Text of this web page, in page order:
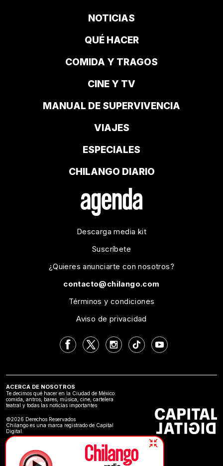
NOTICIAS
QUÉ HACER
COMIDA Y TRAGOS
CINE Y TV
MANUAL DE SUPERVIVENCIA
VIAJES
ESPECIALES
CHILANGO DIARIO
Descarga media kit
Suscríbete
¿Quieres anunciarte con nosotros?
contacto@chilango.com
Términos y condiciones
Aviso de privacidad
ACERCA DE NOSOTROS
Te decimos qué hacer en la Ciudad de México:
comida, antros, bares, música, cine, cartelera
teatral y todas las noticias importantes
©2026 Derechos Reservados
Chilango es una marca registrado de Capital
Digital.